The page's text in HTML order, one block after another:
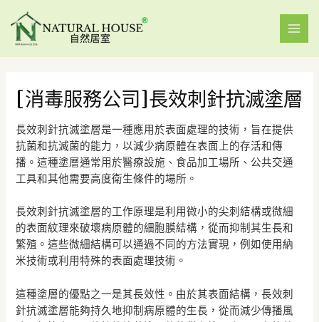
[消毒服務公司]長效刺針抗滅塗層
長效刺針抗滅塗層是一種應用於表面處理的技術，旨在提供
抗菌和抗滅菌的能力，以減少病原體在表面上的存活和傳
播。這種塗層通常用於醫療設施、食品加工場所、公共交通
工具和其他需要高度衛生條件的場所。
長效刺針抗滅塗層的工作原理是利用微小的尖刺結構或微細
的表面紋理來破壞病原體的細胞膜結構，從而抑制其生長和
繁殖。這些微細結構可以通過不同的方法實現，例如使用納
米技術或利用特殊的表面處理技術。
這種塗層的優點之一是其長效性。由於其表面結構，長效刺
針抗滅塗層能夠持久地抑制病原體的生長，從而減少傳播風